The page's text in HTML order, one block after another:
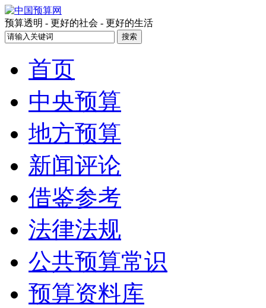
预算透明 - 更好的社会 - 更好的生活
首页
中央预算
地方预算
新闻评论
借鉴参考
法律法规
公共预算常识
预算资料库